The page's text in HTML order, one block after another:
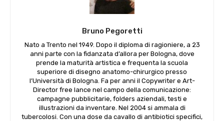
Bruno Pegoretti
Nato a Trento nel 1949. Dopo il diploma di ragioniere, a 23
anni parte con la fidanzata d’allora per Bologna, dove
prende la maturità artistica e frequenta la scuola
superiore di disegno anatomo-chirurgico presso
l’Università di Bologna. Fa per anni il Copywriter e Art-
Director free lance nel campo della comunicazione:
campagne pubblicitarie, folders aziendali, testi e
illustrazioni da inventare. Nel 2004 si ammala di
tubercolosi. Con una dose da cavallo di antibiotici specifici,